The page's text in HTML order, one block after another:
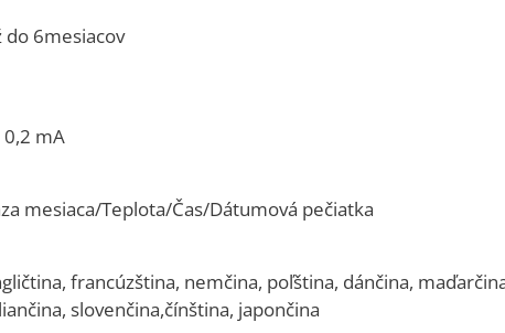
do 6mesiacov
0,2 mA
mesiaca/Teplota/Čas/Dátumová pečiatka
francúzština, nemčina, poľština, dánčina,
slovenčina,čínština, japončina